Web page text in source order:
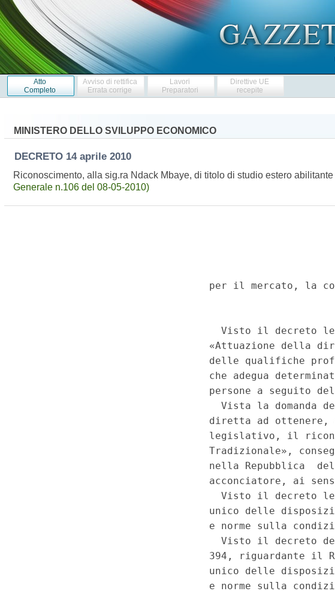
Atto
Completo
Avviso di rettifica
Errata corrige
Lavori
Preparatori
Direttive UE
recepite
MINISTERO DELLO SVILUPPO ECONOMICO
DECRETO 14 aprile 2010
Riconoscimento, alla sig.ra Ndack Mbaye, di titolo di studio estero
Generale n.106 del 08-05-2010)